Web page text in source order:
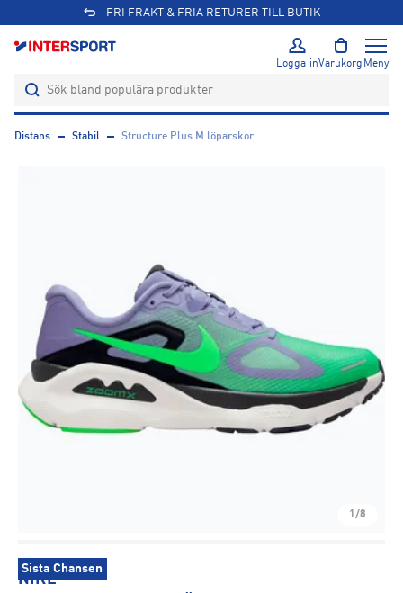
FRI FRAKT & FRIA RETURER TILL BUTIK
Logga inVarukorg Meny
Distans Stabil Structure Plus M löparskor
1/8
Sista Chansen
NIKE